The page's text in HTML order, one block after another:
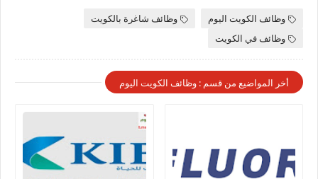
وظائف الكويت اليوم
وظائف شاغرة بالكويت
وظائف في الكويت
أخر المواضيع من قسم : وظائف الكويت اليوم